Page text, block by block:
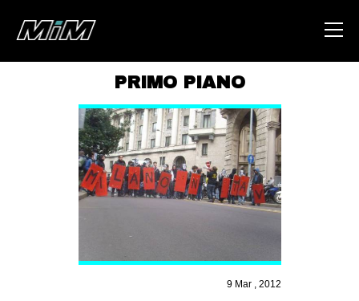
ABOUT
AREA
DEGENERAZIONE
PRIMO PIANO
9 Mar , 2012